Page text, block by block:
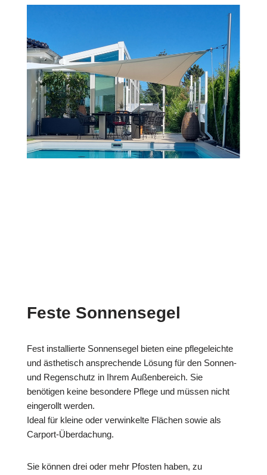
Feste Sonnensegel
Fest installierte Sonnensegel bieten eine pflegeleichte
und ästhetisch ansprechende Lösung für den Sonnen-
und Regenschutz in Ihrem Außenbereich. Sie
benötigen keine besondere Pflege und müssen nicht
eingerollt werden.
Ideal für kleine oder verwinkelte Flächen sowie als
Carport-Überdachung.
Sie können drei oder mehr Pfosten haben, zu